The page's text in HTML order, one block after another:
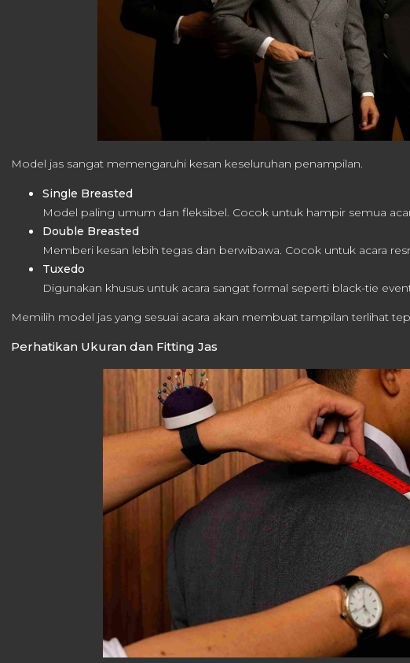
Model jas sangat memengaruhi kesan keseluruhan penampilan.
Single Breasted
Model paling umum dan fleksibel. Cocok untuk hampir semua
Double Breasted
Memberi kesan lebih tegas dan berwibawa. Cocok untuk acara
Tuxedo
Digunakan khusus untuk acara sangat formal seperti black-tie
Memilih model jas yang sesuai acara akan membuat tampilan terlihat
Perhatikan Ukuran dan Fitting Jas